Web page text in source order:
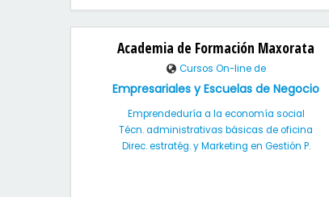
Academia de Formación Maxorata
Cursos On-line de
Empresariales y Escuelas de Negocio
Emprendeduría a la economía social
Técn. administrativas básicas de oficina
Direc. estratég. y Marketing en Gestión P.